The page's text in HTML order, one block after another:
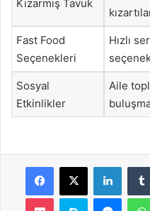
Kızarmış Tavuk
Fast Food
Seçenekleri
Hızlı
Sosyal
Etkinlikler
Aile
Facebook
X
Pocket Skype